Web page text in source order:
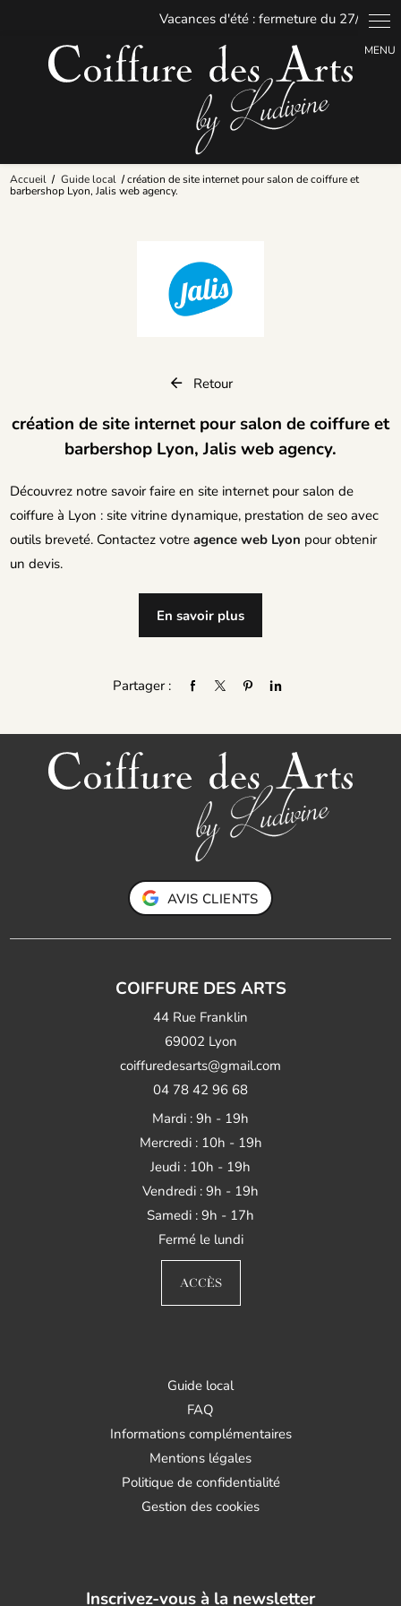
Accueil Guide local
création de site internet pour salon de coiffure et
barbershop Lyon, Jalis web agency.
Retour
création de site internet pour salon de coiffure et
barbershop Lyon, Jalis web agency.
Découvrez notre savoir faire en site internet pour salon de
coiffure à Lyon : site vitrine dynamique, prestation de seo avec
outils breveté. Contactez votreagence web Lyon pour obtenir
un devis.
En savoir plus
Partager :
AVIS CLIENTS
COIFFURE DES ARTS
44 Rue Franklin
69002 Lyon
coiffuredesarts@gmail.com
04 78 42 96 68
Mardi : 9h - 19h
Mercredi : 10h - 19h
Jeudi : 10h - 19h
Vendredi : 9h - 19h
Samedi : 9h - 17h
Fermé le lundi
ACCÈS
Guide local
FAQ
Informations complémentaires
Mentions légales
Politique de confidentialité
Gestion des cookies
Inscrivez-vous à la newsletter